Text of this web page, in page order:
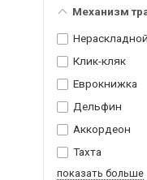
Механизм
Нераскладной
Клик-кляк
Еврокнижка
Дельфин
Аккордеон
Тахта
показать больше